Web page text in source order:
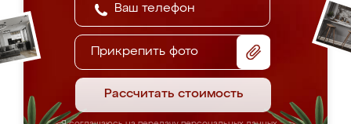
Прикрепить фото
Рассчитать стоимость